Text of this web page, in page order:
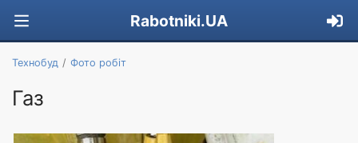
Rabotniki.UA
Технобуд Фото робіт
Газ